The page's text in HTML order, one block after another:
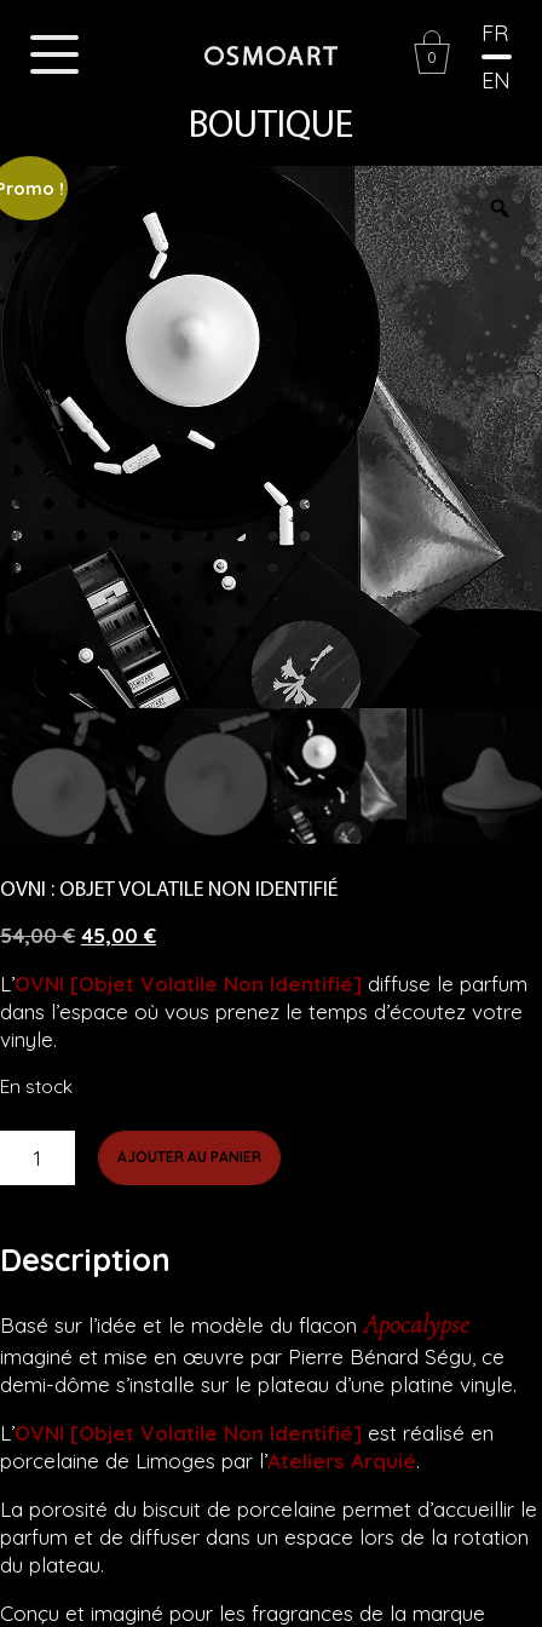
0
FR
EN
BOUTIQUE
!
OVNI : OBJET VOLATILE NON IDENTIFIÉ
54,00€ Le
initial
était :
45,00 €Le
actuel
est :
L’OVNI [Objet Volatile Non Identifié] diffuse le parfum
dans l’espace où vous prenez le temps d’écoutez votre
vinyle.
En stock
quantité
OVNI
Objet
Volatile
Identifié
AJOUTER AU PANIER
Description
Basé sur l’idée et le modèle du flacon Apocalypse
imaginé et mise en œuvre par Pierre Bénard Ségu, ce
demi-dôme s’installe sur le plateau d’une platine vinyle.
L’OVNI [Objet Volatile Non Identifié] est réalisé en
porcelaine de Limoges par l’Ateliers Arquié.
La porosité du biscuit de porcelaine permet d’accueillir le
parfum et de diffuser dans un espace lors de la rotation
du plateau.
Conçu et imaginé pour les fragrances de la marque